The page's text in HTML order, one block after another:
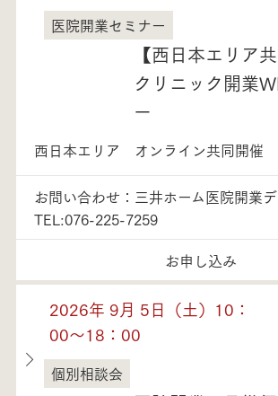
石川県
医院開業セミナー
【西日本エリア
クリニック開業
ー
西日本エリア オンライン共同開催
お問い合わせ：三井ホーム医院開業
TEL:076-225-7259
お申し込み
2026年 9月 5日（土）10：
00～18：00
石川県
個別相談会